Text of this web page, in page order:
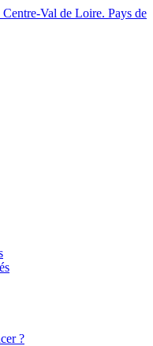
Centre-Val de Loire. Pays de
?